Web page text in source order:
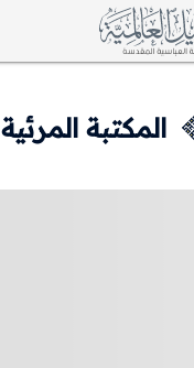
المكتبة المرئية